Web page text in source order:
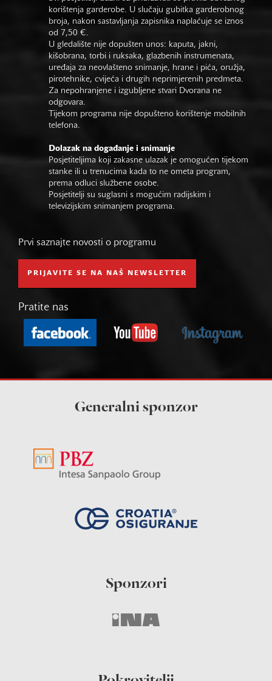
korištenja garderobe. U slučaju gubitka garderobnog
broja, nakon sastavljanja zapisnika naplaćuje se iznos
od 7,50 €.
U gledalište nije dopušten unos: kaputa, jakni,
kišobrana, torbi i ruksaka, glazbenih instrumenata,
uređaja za neovlašteno snimanje, hrane i pića, oružja,
pirotehnike, cvijeća i drugih neprimjerenih predmeta.
Za nepohranjene i izgubljene stvari Dvorana ne
odgovara.
Tijekom programa nije dopušteno korištenje mobilnih
telefona.
Dolazak na događanje i snimanje
Posjetiteljima koji zakasne ulazak je omogućen tijekom
stanke ili u trenucima kada to ne ometa program,
prema odluci službene osobe.
Posjetitelji su suglasni s mogućim radijskim i
televizijskim snimanjem programa.
Prvi saznajte novosti o programu
PRIJAVITE SE NA NAŠ NEWSLETTER
Pratite nas
Generalni sponzor
Sponzori